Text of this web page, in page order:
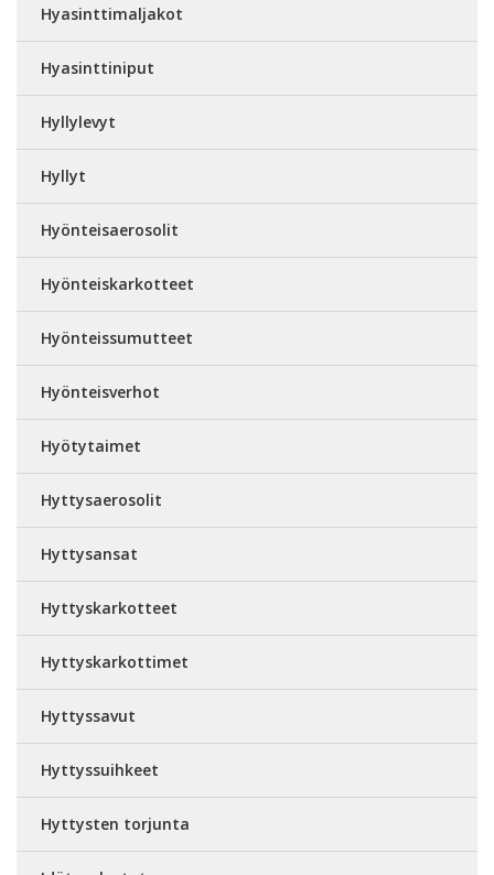
Hyasinttimaljakot
Hyasinttiniput
Hyllylevyt
Hyllyt
Hyönteisaerosolit
Hyönteiskarkotteet
Hyönteissumutteet
Hyönteisverhot
Hyötytaimet
Hyttysaerosolit
Hyttysansat
Hyttyskarkotteet
Hyttyskarkottimet
Hyttyssavut
Hyttyssuihkeet
Hyttysten torjunta